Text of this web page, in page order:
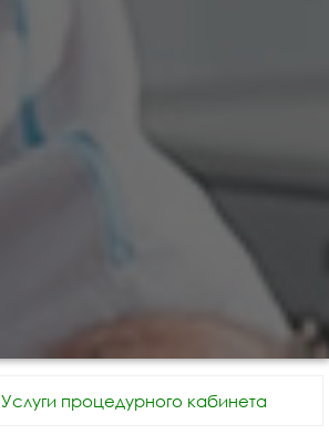
Услуги процедурного кабинета